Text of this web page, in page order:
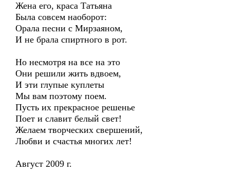
Жена его, краса Татьяна
Была совсем наоборот:
Орала песни с Мирзаяном,
И не брала спиртного в рот.
Но несмотря на все на это
Они решили жить вдвоем,
И эти глупые куплеты
Мы вам поэтому поем.
Пусть их прекрасное решенье
Поет и славит белый свет!
Желаем творческих свершений,
Любви и счастья многих лет!
Август 2009 г.